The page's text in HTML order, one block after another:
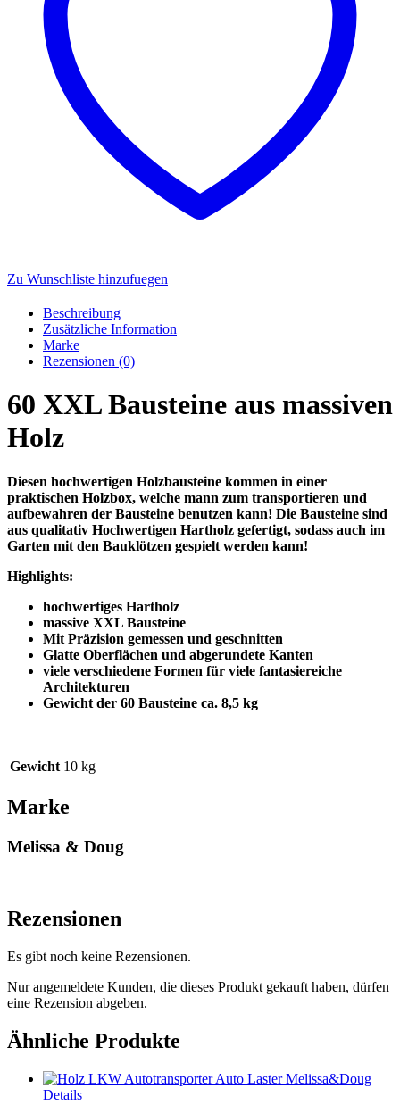
Zu Wunschliste hinzufuegen
Beschreibung
Zusätzliche Information
Marke
Rezensionen (0)
60 XXL Bausteine aus massiven
Holz
Diesen hochwertigen Holzbausteine kommen in einer
praktischen Holzbox, welche mann zum transportieren und
aufbewahren der Bausteine benutzen kann! Die Bausteine sind
aus qualitativ Hochwertigen Hartholz gefertigt, sodass auch im
Garten mit den Bauklötzen gespielt werden kann!
Highlights:
hochwertiges Hartholz
massive XXL Bausteine
Mit Präzision gemessen und geschnitten
Glatte Oberflächen und abgerundete Kanten
viele verschiedene Formen für viele fantasiereiche
Architekturen
Gewicht der 60 Bausteine ca. 8,5 kg
Gewicht 10 kg
Marke
Melissa & Doug
Rezensionen
Es gibt noch keine Rezensionen.
Nur angemeldete Kunden, die dieses Produkt gekauft haben, dürfen
eine Rezension abgeben.
Ähnliche Produkte
Details